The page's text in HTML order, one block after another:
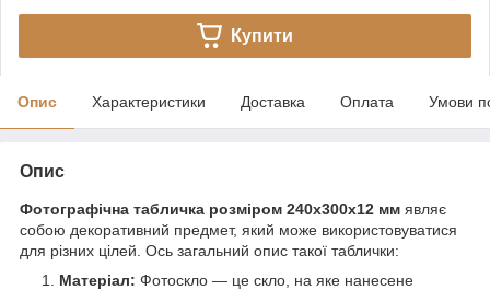
Купити
Опис Характеристики Доставка Оплата Умови
Опис
Фотографічна табличка розміром 240х300x12 мм являє
собою декоративний предмет, який може використовуватися
для різних цілей. Ось загальний опис такої таблички:
Матеріал: Фотоскло — це скло, на яке нанесене